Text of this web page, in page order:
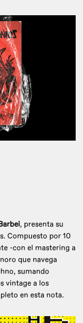
, presenta su
Compuesto por 10
-con el mastering a
que navega
sumando
vintage a los
en esta nota.